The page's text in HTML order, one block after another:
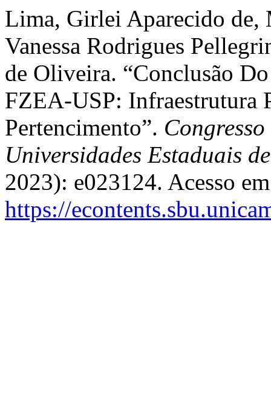
Lima, Girlei Aparecido de,
Vanessa Rodrigues
de Oliveira. “Conclusão
FZEA-USP: Infraestrutura
Pertencimento”.
Universidades Estaduais
2023): e023124. Acesso
https://